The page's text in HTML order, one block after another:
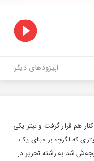
اپیزودهای دیگر
این سه کلمه کنار هم قرار گرفت و تیتر یکی
که اگرچه بر مبنای یک
شد به رشته تحریر در